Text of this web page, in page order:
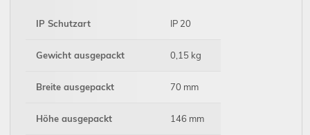
IP Schutzart IP 20
Gewicht ausgepackt 0,15 kg
Breite ausgepackt 70 mm
Höhe ausgepackt 146 mm